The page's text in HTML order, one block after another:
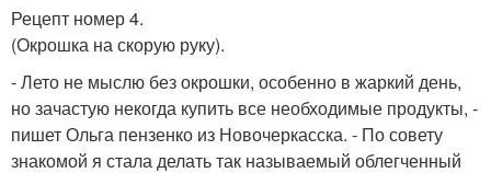
Рецепт номер 4.
(Окрошка на скорую руку).
- Лето не мыслю без окрошки, особенно в жаркий день,
но зачастую некогда купить все необходимые продукты, -
пишет Ольга пензенко из Новочеркасска. - По совету
знакомой я стала делать так называемый облегченный